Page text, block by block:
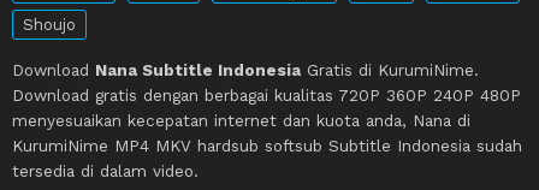
Shoujo
Download Nana Subtitle Indonesia Gratis di KurumiNime.
Download gratis dengan berbagai kualitas 720P 360P 240P 480P
menyesuaikan kecepatan internet dan kuota anda, Nana di
KurumiNime MP4 MKV hardsub softsub Subtitle Indonesia sudah
tersedia di dalam video.